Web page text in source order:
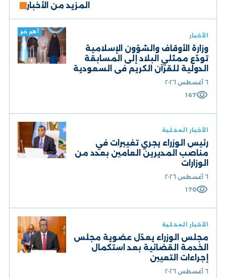
المزيد من الأخبار
أهم خبر
الأخبار
وزارة الأوقاف والشؤون الإسلامية
تودّع ممثلي البلاد إلى المسابقة
الدولية للقرآن الكريم في السعودية
٦ أغسطس ٢٠٢٦
visibility
167
الأخبار المحلية
رئيس الوزراء يجري تغييرات في
مناصب المديرين العامين بعدد من
الوزارات
٦ أغسطس ٢٠٢٦
visibility
170
الأخبار المحلية
مجلس الوزراء يعدّل عضوية مجلس
الخدمة القضائية بعد استكمال
إجراءات التعيين
٦ أغسطس ٢٠٢٦